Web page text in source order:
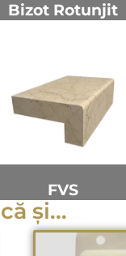
Bizot Rotunjit
FVS
și...